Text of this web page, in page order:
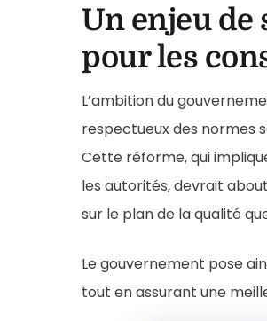
Un enjeu de
pour les
L’ambition du
respectueux des normes
Cette réforme, qui
les autorités, devrait
sur le plan de la qualité
Le gouvernement pose
tout en assurant une